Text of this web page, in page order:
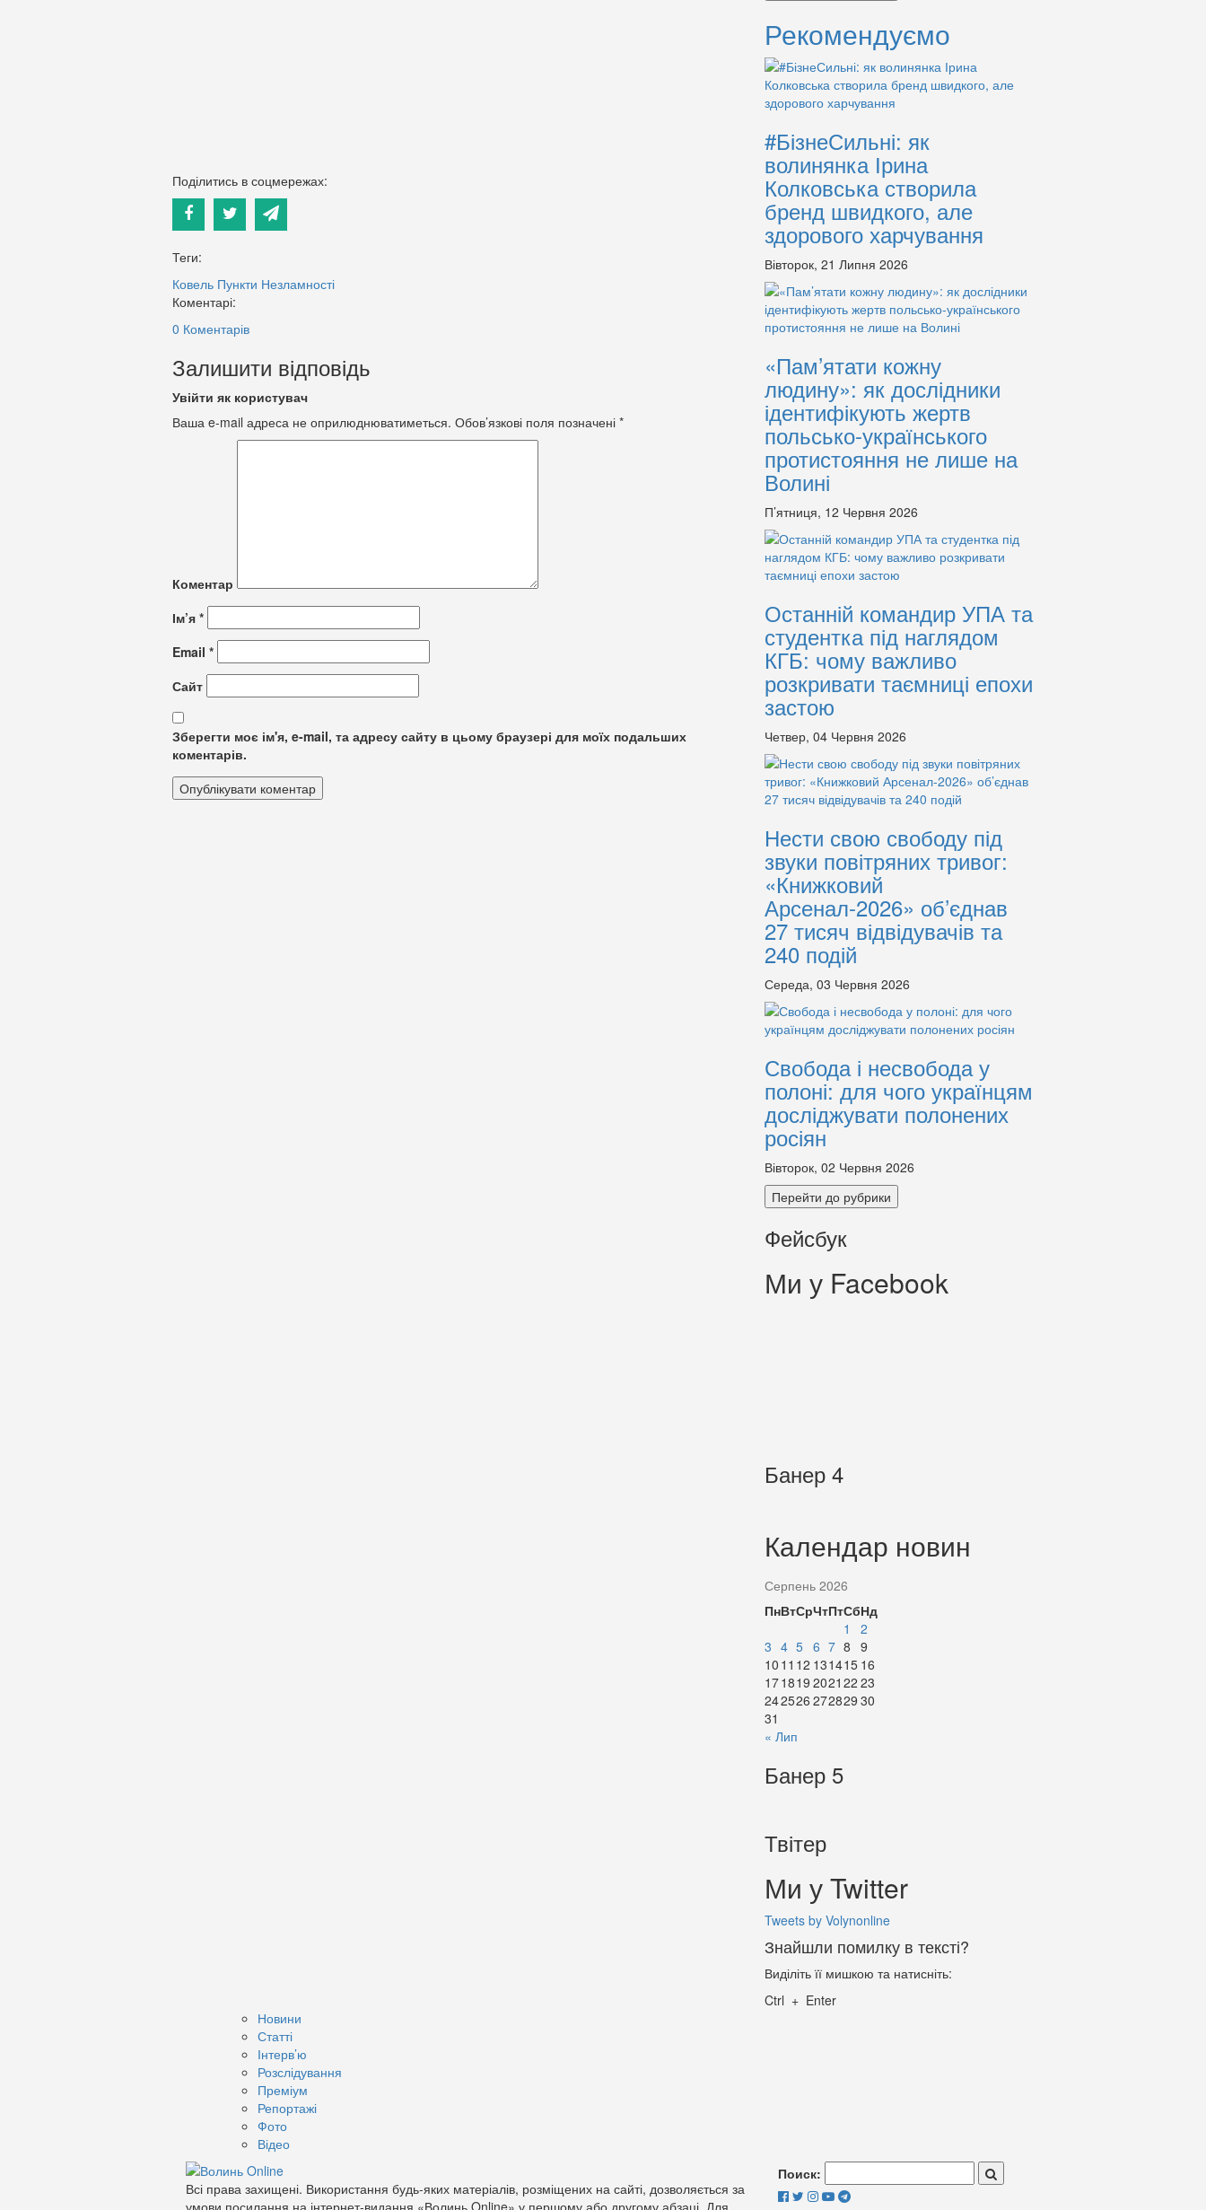
Поділитись в соцмережах:
Теги:
Ковель Пункти Незламності
Коментарі:
0 Коментарів
Залишити відповідь
Увійти як користувач
Ваша e-mail адреса не оприлюднюватиметься. Обов’язкові поля позначені *
Коментар
Ім’я *
Email *
Сайт
Зберегти моє ім'я, e-mail, та адресу сайту в цьому браузері для моїх подальших
коментарів.
Рекомендуємо
#БізнеСильні: як
волинянка Ірина
Колковська створила
бренд швидкого, але
здорового харчування
Вівторок, 21 Липня 2026
«Пам’ятати кожну
людину»: як дослідники
ідентифікують жертв
польсько-українського
протистояння не лише на
Волині
П’ятниця, 12 Червня 2026
Останній командир УПА та
студентка під наглядом
КГБ: чому важливо
розкривати таємниці епохи
застою
Четвер, 04 Червня 2026
Нести свою свободу під
звуки повітряних тривог:
«Книжковий
Арсенал-2026» об’єднав
27 тисяч відвідувачів та
240 подій
Середа, 03 Червня 2026
Свобода і несвобода у
полоні: для чого українцям
досліджувати полонених
росіян
Вівторок, 02 Червня 2026
Перейти до рубрики
Фейсбук
Ми у Facebook
Банер 4
Календар новин
Серпень 2026
ПнВтСрЧтПтСбНд
1
2
3 4 5 6 7 8 9
10 11 12 131415 16
171819 2021 22 23
242526 272829 30
31
« Лип
Банер 5
Твітер
Ми у Twitter
Tweets by Volynonline
Знайшли помилку в тексті?
Виділіть її мишкою та натисніть:
Ctrl + Enter
Новини
Статті
Інтерв’ю
Розслідування
Преміум
Репортажі
Фото
Відео
Всі права захищені. Використання будь-яких матеріалів, розміщених на сайті, дозволяється за
Поиск: